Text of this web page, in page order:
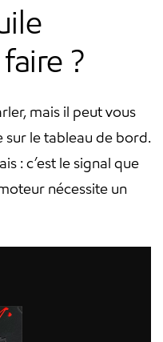
?
mais il peut vous
sur le tableau de bord.
: c’est le signal que
nécessite un